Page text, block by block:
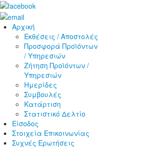
Αρχική
Εκθέσεις / Αποστολές
Προσφορά Προϊόντων
/ Υπηρεσιών
Ζήτηση Προϊόντων /
Υπηρεσιών
Ημερίδες
Συμβουλές
Κατάρτιση
Στατιστικό Δελτίο
Είσοδος
Στοιχεία Επικοινωνίας
Συχνές Ερωτήσεις